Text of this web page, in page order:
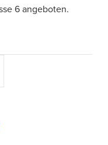
6 angeboten.